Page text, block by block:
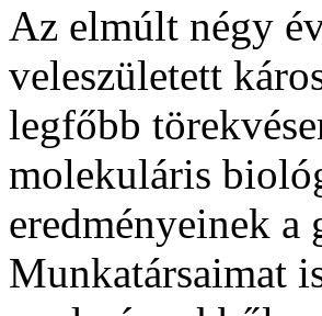
Az elmúlt négy
veleszületett
legfőbb
molekuláris
eredményeinek
Munkatársaimat